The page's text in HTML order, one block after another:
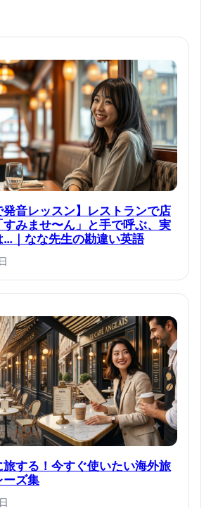
発音レッスン】レストランで店
すみませ〜ん」と手で呼ぶ、実
…｜なな先生の勘違い英語
旅する！今すぐ使いたい海外旅
ーズ集